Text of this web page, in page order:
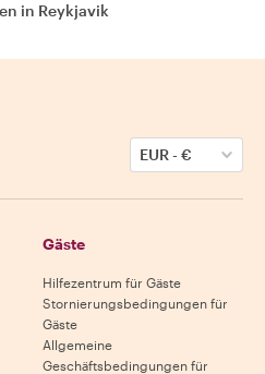
in Reykjavik
EUR-€
Gäste
Hilfezentrum für Gäste
Stornierungsbedingungen für
Gäste
Allgemeine
Geschäftsbedingungen für